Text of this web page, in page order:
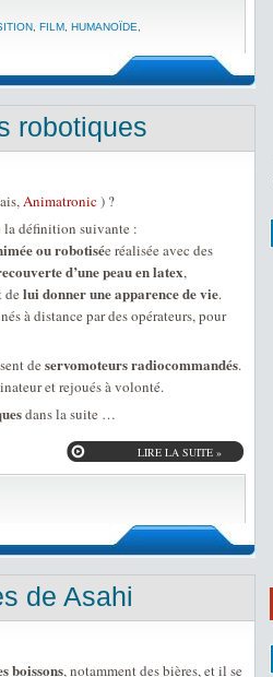
FILM HUMANOÏDE
robotiques
Animatronic) ?
la définition suivante :
ou robotisée réalisée avec des
d’une peau en latex,
de lui donner une apparence de vie.
à distance par des opérateurs, pour
de servomoteurs radiocommandés.
et rejoués à volonté.
dans la suite …
LIRE LA SUITE »
de Asahi
boissons, notamment des bières, et il se